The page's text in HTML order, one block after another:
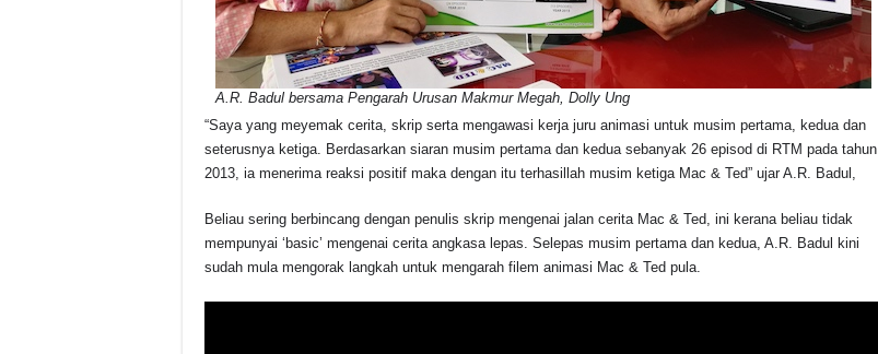
A.R. Badul bersama Pengarah Urusan Makmur Megah, Dolly Ung
“Saya yang meyemak cerita, skrip serta mengawasi kerja juru animasi untuk musim pertama, kedua dan
seterusnya ketiga. Berdasarkan siaran musim pertama dan kedua sebanyak 26 episod di RTM pada tahun
2013, ia menerima reaksi positif maka dengan itu terhasillah musim ketiga Mac & Ted” ujar A.R. Badul,
Beliau sering berbincang dengan penulis skrip mengenai jalan cerita Mac & Ted, ini kerana beliau tidak
mempunyai ‘basic’ mengenai cerita angkasa lepas. Selepas musim pertama dan kedua, A.R. Badul kini
sudah mula mengorak langkah untuk mengarah filem animasi Mac & Ted pula.